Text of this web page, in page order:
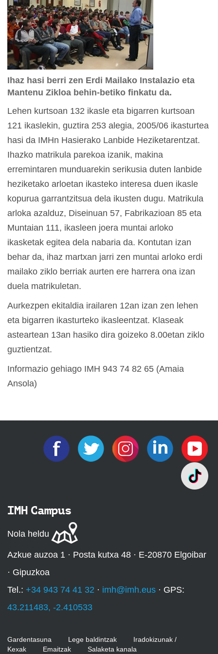
Ihaz hasi berri zen Erdi Mailako Instalazio eta
Mantenu Zikloa behin-betiko finkatu da.
Lehen kurtsoan 132 ikasle eta bigarren kurtsoan
121 ikaslekin, guztira 253 alegia, 2005/06 ikasturtea
hasi da IMHn Hasierako Lanbide Heziketarentzat.
Ihazko matrikula parekoa izanik, makina
erremintaren munduarekin serikusia duten lanbide
heziketako arloetan ikasteko interesa duen ikasle
kopurua garrantzitsua dela ikusten dugu. Matrikula
arloka azalduz, Diseinuan 57, Fabrikazioan 85 eta
Muntaian 111, ikasleen joera muntai arloko
ikasketak egitea dela nabaria da. Kontutan izan
behar da, ihaz martxan jarri zen muntai arloko erdi
mailako ziklo berriak aurten ere harrera ona izan
duela matrikuletan.
Aurkezpen ekitaldia irailaren 12an izan zen lehen
eta bigarren ikasturteko ikasleentzat. Klaseak
asteartean 13an hasiko dira goizeko 8.00etan ziklo
guztientzat.
Informazio gehiago IMH 943 74 82 65 (Amaia
Ansola)
IMH Campus
Nola heldu
Azkue auzoa 1 · Posta kutxa 48 · E-20870 Elgoibar
· Gipuzkoa
Tel.: +34 943 74 41 32 · imh@imh.eus · GPS:
43.211483, -2.410533
Gardentasuna Lege baldintzak
Iradokizunak /
Kexak
Emaitzak Salaketa kanala